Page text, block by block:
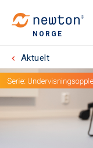
NORGE
Aktuelt